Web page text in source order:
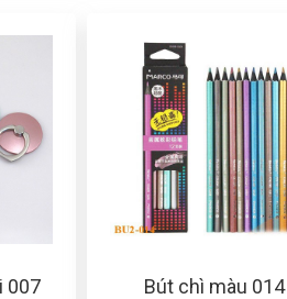
007 Bút chì màu 014